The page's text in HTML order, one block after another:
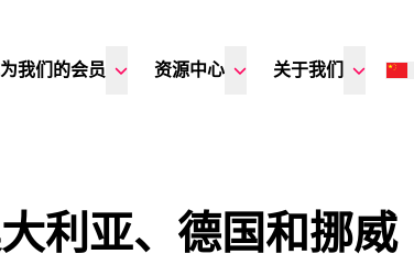
我们的会员 资源中心 关于我们
利亚、德国和挪威